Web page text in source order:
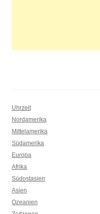
Uhrzeit
Nordamerika
Mittelamerika
Südamerika
Europa
Afrika
Südostasien
Asien
Ozeanien